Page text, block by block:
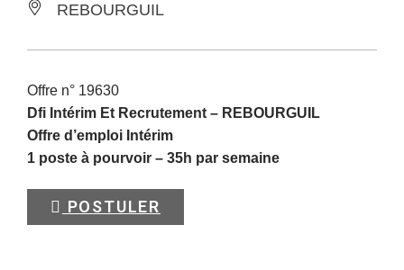
REBOURGUIL
Offre n° 19630
Dfi Intérim Et Recrutement – REBOURGUIL
Offre d’emploi Intérim
1 poste à pourvoir – 35h par semaine
POSTULER